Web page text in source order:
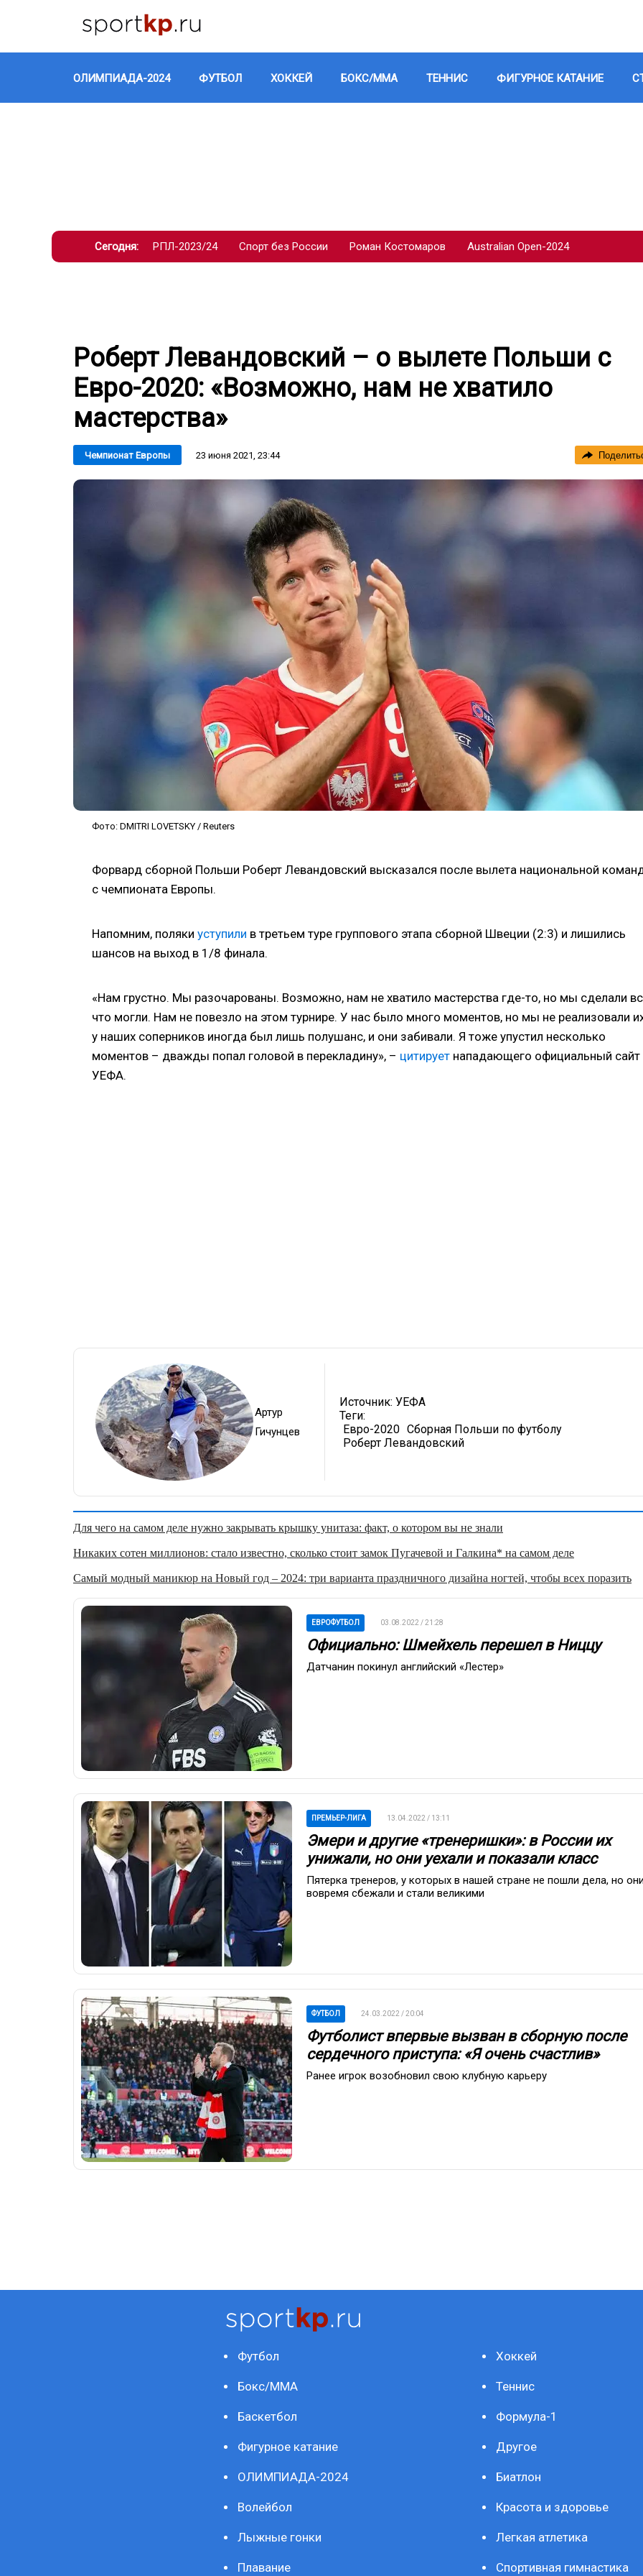
ОЛИМПИАДА-2024 ФУТБОЛ ХОККЕЙ БОКС/ММА ТЕННИС ФИГУРНОЕ КАТАНИЕ
Сегодня: РПЛ-2023/24 Спорт без России Роман Костомаров Australian Open-2024
Роберт Левандовский – о вылете Польши с
Евро-2020: «Возможно, нам не хватило
мастерства»
Чемпионат Европы 23 июня 2021, 23:44
Фото: DMITRI LOVETSKY / Reuters
Форвард сборной Польши Роберт Левандовский высказался после вылета национальной
с чемпионата Европы.
Напомним, поляки уступили в третьем туре группового этапа сборной Швеции (2:3) и лишились
шансов на выход в 1/8 финала.
«Нам грустно. Мы разочарованы. Возможно, нам не хватило мастерства где-то, но мы сделали
что могли. Нам не повезло на этом турнире. У нас было много моментов, но мы не реализовали
у наших соперников иногда был лишь полушанс, и они забивали. Я тоже упустил несколько
моментов – дважды попал головой в перекладину», – цитирует нападающего официальный сайт
УЕФА.
Артур
Гичунцев
Источник:УЕФА
Теги:
Евро-2020 Сборная Польши по футболу
Роберт Левандовский
Для чего на самом деле нужно закрывать крышку унитаза: факт, о котором вы не знали
Никаких сотен миллионов: стало известно, сколько стоит замок Пугачевой и Галкина* на самом деле
Самый модный маникюр на Новый год – 2024: три варианта праздничного дизайна ногтей, чтобы всех поразить
ЕВРОФУТБОЛ 03.08.2022 / 21:28
Официально: Шмейхель перешел в Ниццу
Датчанин покинул английский «Лестер»
ПРЕМЬЕР-ЛИГА 13.04.2022 / 13:11
Эмери и другие «тренеришки»: в России их
унижали, но они уехали и показали класс
Пятерка тренеров, у которых в нашей стране не пошли дела, но
вовремя сбежали и стали великими
ФУТБОЛ 24.03.2022 / 20:04
Футболист впервые вызван в сборную после
сердечного приступа: «Я очень счастлив»
Ранее игрок возобновил свою клубную карьеру
Футбол Хоккей
Бокс/ММА Теннис
Баскетбол Формула-1
Фигурное катание Другое
ОЛИМПИАДА-2024 Биатлон
Волейбол Красота и здоровье
Лыжные гонки Легкая атлетика
Плавание Спортивная гимнастика